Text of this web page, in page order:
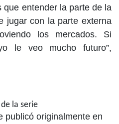
que entender la parte de la
jugar con la parte externa
los mercados. Si
le veo mucho futuro”,
la serie
publicó originalmente en